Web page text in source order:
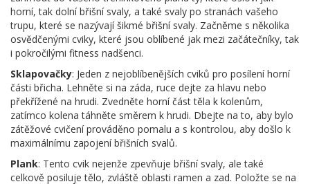
horní, tak dolní břišní svaly, a také svaly po stranách vašeho
trupu, které se nazývají šikmé břišní svaly. Začněme s několika
osvědčenými cviky, které jsou oblíbené jak mezi začátečníky, tak
i pokročilými fitness nadšenci.
Sklapovačky: Jeden z nejoblíbenějších cviků pro posílení horní
části břicha. Lehněte si na záda, ruce dejte za hlavu nebo
překřížené na hrudi. Zvedněte horní část těla k kolenům,
zatímco kolena táhněte směrem k hrudi. Dbejte na to, aby bylo
zátěžové cvičení prováděno pomalu a s kontrolou, aby došlo k
maximálnímu zapojení břišních svalů.
Plank: Tento cvik nejenže zpevňuje břišní svaly, ale také
celkově posiluje tělo, zvláště oblasti ramen a zad. Položte se na